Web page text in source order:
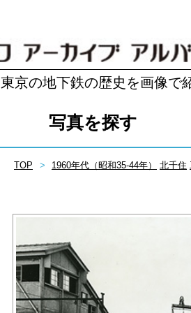
東京の地下鉄の歴史を画像で
写真を探す
TOP 1960年代（昭和35-44年） 北千住